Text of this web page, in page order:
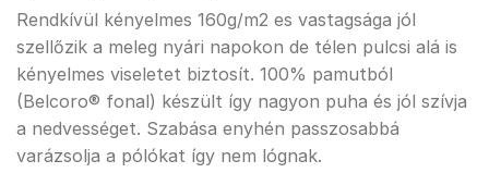
Rendkívül kényelmes 160g/m2 es vastagsága jól
szellőzik a meleg nyári napokon de télen pulcsi alá is
kényelmes viseletet biztosít. 100% pamutból
(Belcoro® fonal) készült így nagyon puha és jól szívja
a nedvességet. Szabása enyhén passzosabbá
varázsolja a pólókat így nem lógnak.